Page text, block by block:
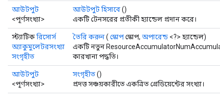
আউটপুট
<পূর্ণসংখ্যা>
আউটপুট হিসাবে()
একটি টেনসরের প্রতীকী হ্যান্ডেল প্রদান করে।
স্ট্যাটিকরিসোর্স
অ্যাকুমুলেটরসংখ্যা
সংগৃহীত
তৈরি করুন( স্কোপস্কোপ, অপারেন্ড <?> হ্যান্ডেল)
একটি নতুন
কারখানা পদ্ধতি।
আউটপুট
<পূর্ণসংখ্যা>
সংগৃহীত()
প্রদত্ত সঞ্চয়কারীতে একত্রিত গ্রেডিয়েন্টের সংখ্যা।